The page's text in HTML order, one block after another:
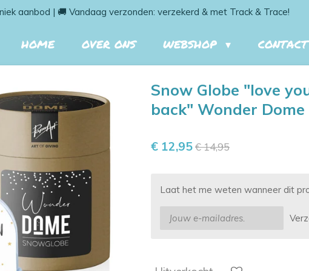
aanbod | 🚚 Vandaag verzonden: verzekerd & met Track & Trace!
HOME OVER ONS WEBSHOP CONTACT
Snow Globe "love
back" Wonder Dome
€ 12,95€ 14,95
Laat het me weten wanneer dit